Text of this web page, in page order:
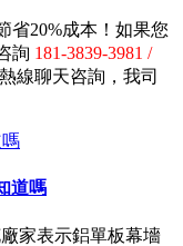
省20%成本！如果您
詢 181-3839-3981 /
線聊天咨詢，我司
道嗎
家表示鋁單板幕墻